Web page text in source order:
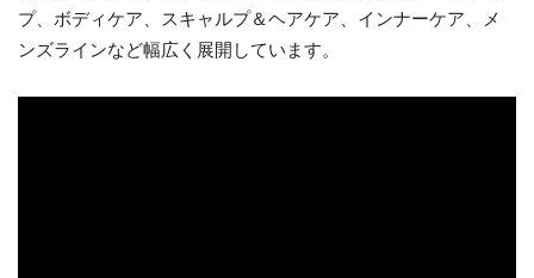
プ、ボディケア、スキャルプ＆ヘアケア、インナーケア、メ
ンズラインなど幅広く展開しています。